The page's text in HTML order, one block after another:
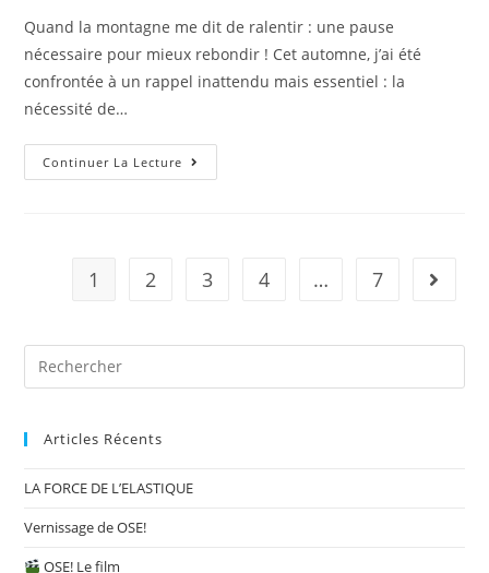
Quand la montagne me dit de ralentir : une pause
nécessaire pour mieux rebondir ! Cet automne, j’ai été
confrontée à un rappel inattendu mais essentiel : la
nécessité de…
Continuer La Lecture
1 2 3 4 … 7
Articles Récents
LA FORCE DE L’ELASTIQUE
Vernissage de OSE!
OSE! Le film